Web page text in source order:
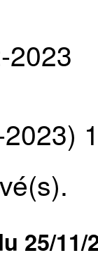
2023
25/11/